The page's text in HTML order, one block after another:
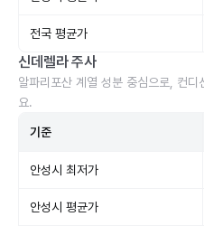
전국 평균가
신데렐라 주사
알파리포산 계열 성분 중심으로, 컨디
요.
기준
안성시 최저가
안성시 평균가